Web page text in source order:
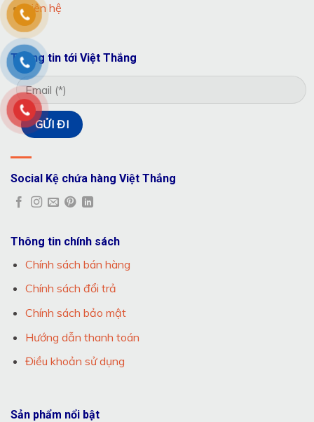
Liên hệ
Thông tin chính sách
Chính sách bán hàng
Chính sách đổi trả
Chính sách bảo mật
Hướng dẫn thanh toán
Điều khoản sử dụng
Sản phẩm nổi bật
Thông tin tới Việt Thắng
Social Kệ chứa hàng Việt Thắng